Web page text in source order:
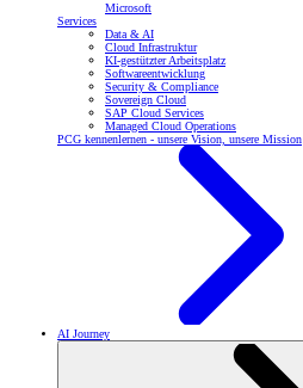
Microsoft
Services
Data & AI
Cloud Infrastruktur
KI-gestützter Arbeitsplatz
Softwareentwicklung
Security & Compliance
Sovereign Cloud
SAP Cloud Services
Managed Cloud Operations
PCG kennenlernen - unsere Vision, unsere Mission
AI Journey